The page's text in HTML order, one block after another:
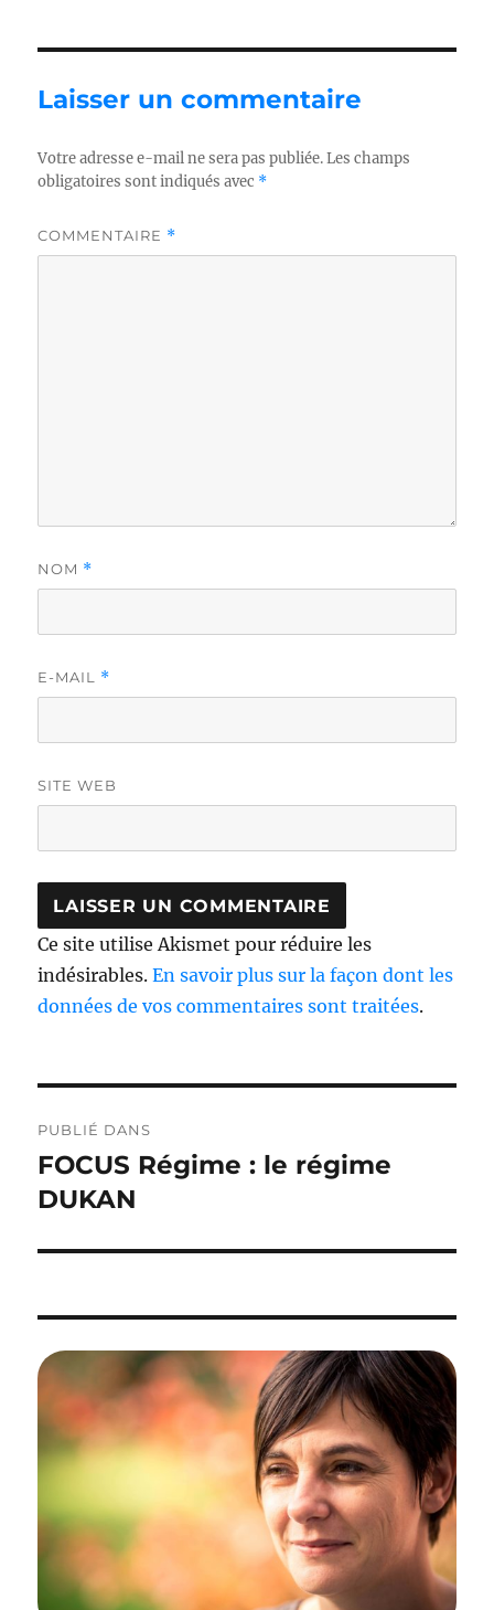
Laisser un commentaire
Votre adresse e-mail ne sera pas publiée. Les champs
obligatoires sont indiqués avec *
COMMENTAIRE *
NOM *
E-MAIL *
SITE WEB
Ce site utilise Akismet pour réduire les
indésirables.En savoir plus sur la façon dont les
données de vos commentaires sont traitées.
l’article
PUBLIÉ DANS
FOCUS Régime : le régime
DUKAN